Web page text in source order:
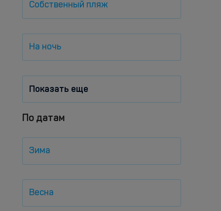
Собственный пляж
На ночь
Показать еще
По датам
Зима
Весна